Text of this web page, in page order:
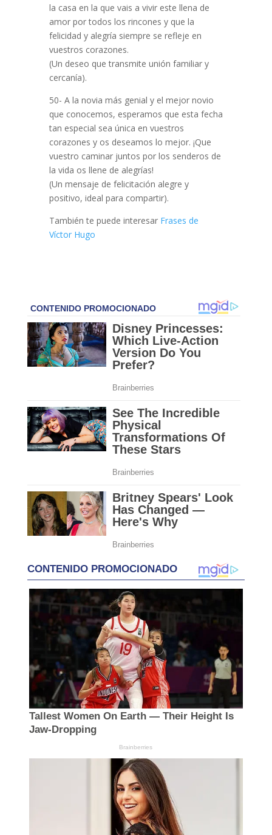
la casa en la que vais a vivir este llena de
amor por todos los rincones y que la
felicidad y alegría siempre se refleje en
vuestros corazones.
(Un deseo que transmite unión familiar y
cercanía).
50- A la novia más genial y el mejor novio
que conocemos, esperamos que esta fecha
tan especial sea única en vuestros
corazones y os deseamos lo mejor. ¡Que
vuestro caminar juntos por los senderos de
la vida os llene de alegrías!
(Un mensaje de felicitación alegre y
positivo, ideal para compartir).
También te puede interesar Frases de
Víctor Hugo